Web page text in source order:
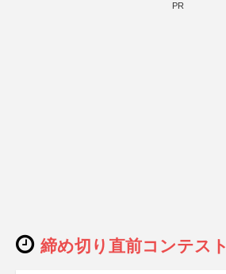
PR
締め切り直前コンテスト